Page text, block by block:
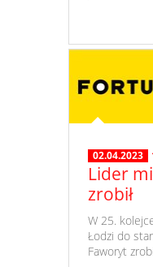
02.04.2023
Lider
zrobił
W 25.
Łodzi do
Faworyt